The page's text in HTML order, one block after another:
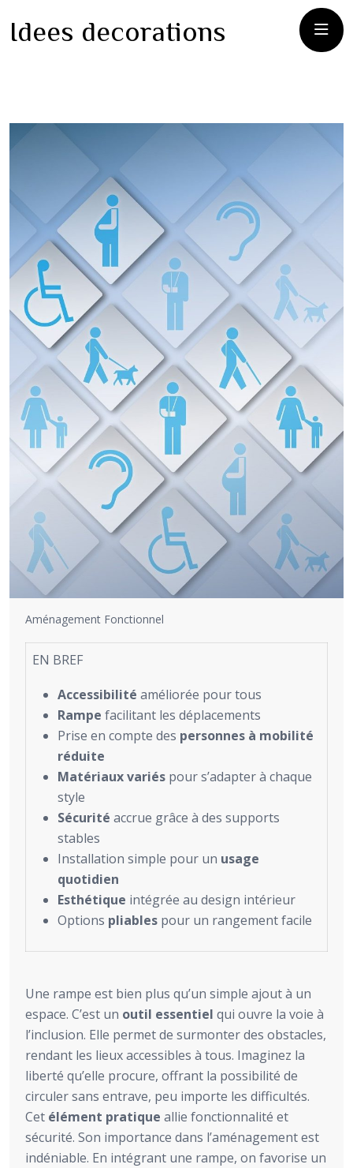
Idees decorations
Aménagement Fonctionnel
EN BREF
Accessibilité améliorée pour tous
Rampe facilitant les déplacements
Prise en compte des personnes à mobilité
réduite
Matériaux variés pour s’adapter à chaque
style
Sécurité accrue grâce à des supports
stables
Installation simple pour un usage
quotidien
Esthétique intégrée au design intérieur
Options pliables pour un rangement facile
Une rampe est bien plus qu’un simple ajout à un
espace. C’est un outil essentiel qui ouvre la voie à
l’inclusion. Elle permet de surmonter des obstacles,
rendant les lieux accessibles à tous. Imaginez la
liberté qu’elle procure, offrant la possibilité de
circuler sans entrave, peu importe les difficultés.
Cet élément pratique allie fonctionnalité et
sécurité. Son importance dans l’aménagement est
indéniable. En intégrant une rampe, on favorise un